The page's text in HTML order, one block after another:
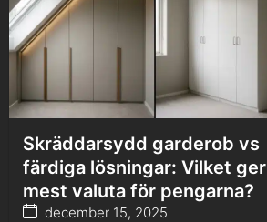
Skräddarsydd garderob vs
färdiga lösningar: Vilket ger
mest valuta för pengarna?
december 15, 2025